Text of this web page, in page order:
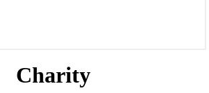
Charity